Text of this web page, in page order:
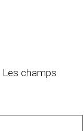
Les champs